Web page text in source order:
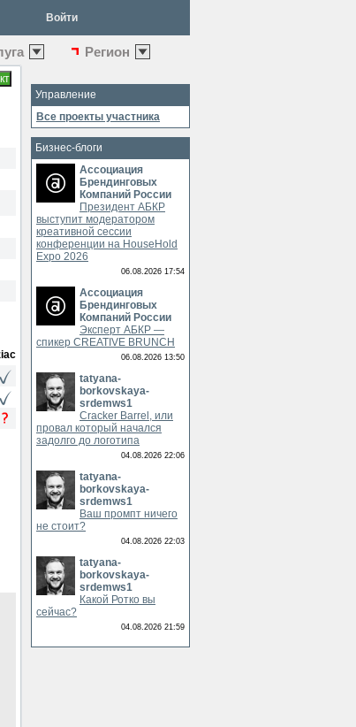
Войти
Регион
Управление
Все проекты участника
Бизнес-блоги
Ассоциация
Брендинговых
Компаний России
Президент АБКР
выступит модератором
креативной сессии
конференции на HouseHold
Expo 2026
06.08.2026 17:54
Ассоциация
Брендинговых
Компаний России
Эксперт АБКР —
спикер CREATIVE BRUNCH
06.08.2026 13:50
tatyana-
borkovskaya-
srdemws1
Cracker Barrel, или
провал который начался
задолго до логотипа
04.08.2026 22:06
tatyana-
borkovskaya-
srdemws1
Ваш промпт ничего
не стоит?
04.08.2026 22:03
tatyana-
borkovskaya-
srdemws1
Какой Ротко вы
сейчас?
04.08.2026 21:59